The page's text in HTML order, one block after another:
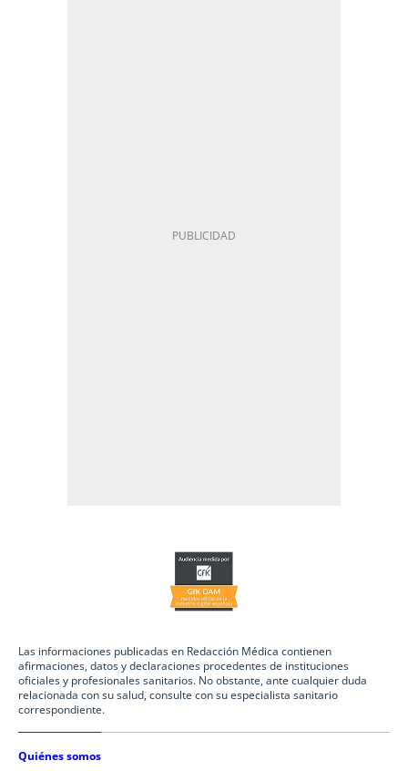
Las informaciones publicadas en Redacción Médica contienen
afirmaciones, datos y declaraciones procedentes de instituciones
oficiales y profesionales sanitarios. No obstante, ante cualquier duda
relacionada con su salud, consulte con su especialista sanitario
correspondiente.
Quiénes somos